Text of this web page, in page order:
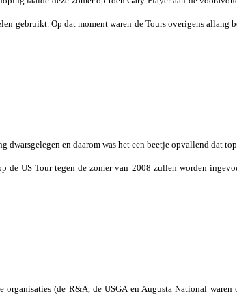
gebruikt. Op dat moment waren de Tours overigens allang
dwarsgelegen en daarom was het een beetje opvallend dat
de US Tour tegen de zomer van 2008 zullen worden
organisaties (de R&A, de USGA en Augusta National